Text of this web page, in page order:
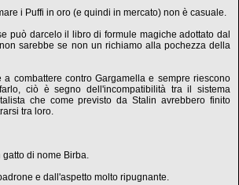
i Puffi in oro (e quindi in mercato) non è casuale.
può darcelo il libro di formule magiche adottato dal
sarebbe se non un richiamo alla pochezza della
a combattere contro Gargamella e sempre riescono
ciò è segno dell'incompatibilità tra il sistema
che come previsto da Stalin avrebbero finito
tra loro.
di nome Birba.
e dall'aspetto molto ripugnante.